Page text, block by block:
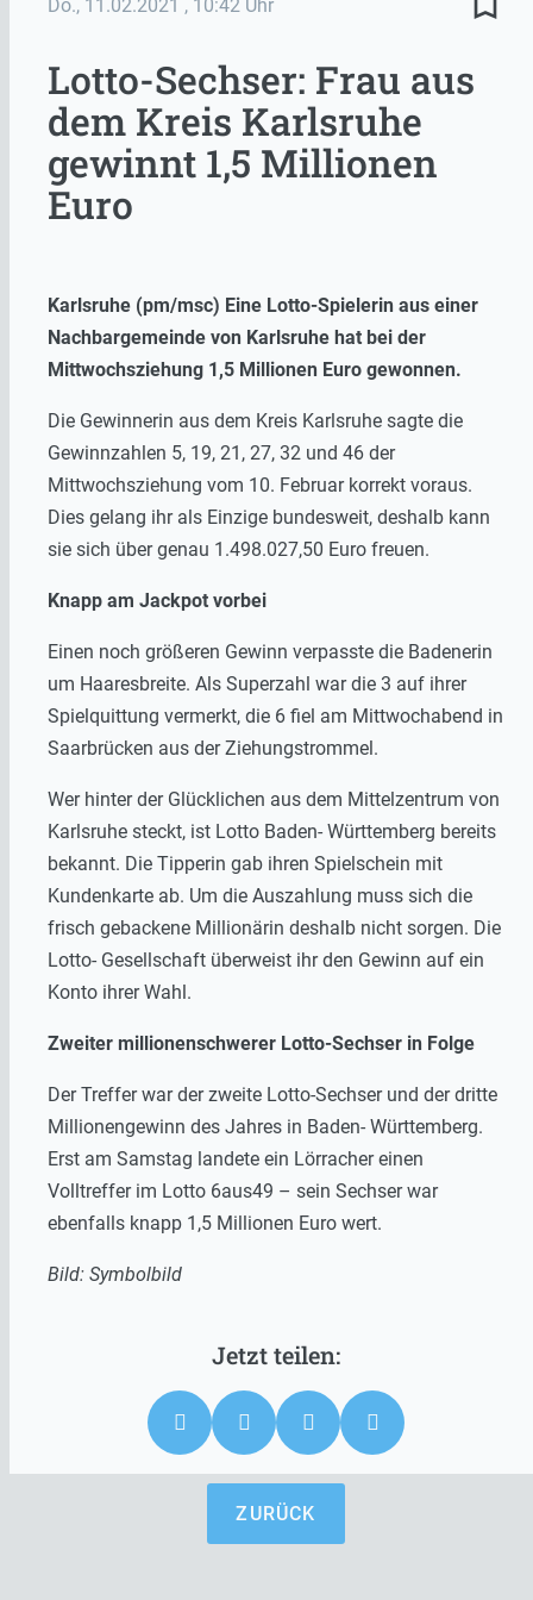
Do., 11.02.2021 , 10:42 Uhr
Lotto-Sechser: Frau aus
dem Kreis Karlsruhe
gewinnt 1,5 Millionen
Euro
Karlsruhe (pm/msc) Eine Lotto-Spielerin aus einer
Nachbargemeinde von Karlsruhe hat bei der
Mittwochsziehung 1,5 Millionen Euro gewonnen.
Die Gewinnerin aus dem Kreis Karlsruhe sagte die
Gewinnzahlen 5, 19, 21, 27, 32 und 46 der
Mittwochsziehung vom 10. Februar korrekt voraus.
Dies gelang ihr als Einzige bundesweit, deshalb kann
sie sich über genau 1.498.027,50 Euro freuen.
Knapp am Jackpot vorbei
Einen noch größeren Gewinn verpasste die Badenerin
um Haaresbreite. Als Superzahl war die 3 auf ihrer
Spielquittung vermerkt, die 6 fiel am Mittwochabend in
Saarbrücken aus der Ziehungstrommel.
Wer hinter der Glücklichen aus dem Mittelzentrum von
Karlsruhe steckt, ist Lotto Baden- Württemberg bereits
bekannt. Die Tipperin gab ihren Spielschein mit
Kundenkarte ab. Um die Auszahlung muss sich die
frisch gebackene Millionärin deshalb nicht sorgen. Die
Lotto- Gesellschaft überweist ihr den Gewinn auf ein
Konto ihrer Wahl.
Zweiter millionenschwerer Lotto-Sechser in Folge
Der Treffer war der zweite Lotto-Sechser und der dritte
Millionengewinn des Jahres in Baden- Württemberg.
Erst am Samstag landete ein Lörracher einen
Volltreffer im Lotto 6aus49 – sein Sechser war
ebenfalls knapp 1,5 Millionen Euro wert.
Bild: Symbolbild
ZURÜCK